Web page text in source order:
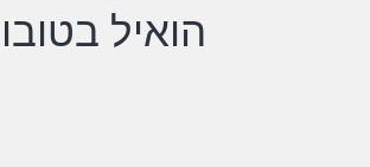
הואיל בטובו